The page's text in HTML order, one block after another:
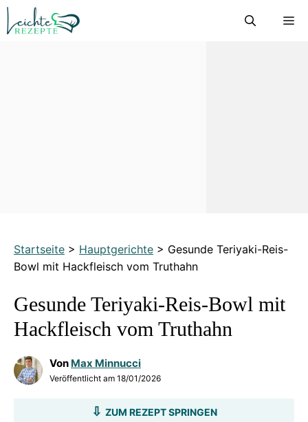
Zum
Inhalt
Startseite > Hauptgerichte > Gesunde Teriyaki-Reis-
Bowl mit Hackfleisch vom Truthahn
Gesunde Teriyaki-Reis-Bowl mit
Hackfleisch vom Truthahn
Von Max Minnucci
Veröffentlicht am 18/01/2026
ZUM REZEPT SPRINGEN